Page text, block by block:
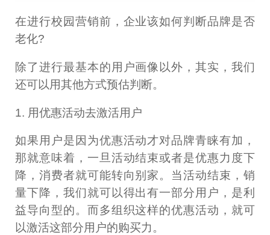
在进行校园营销前，企业该如何判断品牌是否
老化?
除了进行最基本的用户画像以外，其实，我们
还可以用其他方式预估判断。
1. 用优惠活动去激活用户
如果用户是因为优惠活动才对品牌青睐有加，
那就意味着，一旦活动结束或者是优惠力度下
降，消费者就可能转向别家。当活动结束，销
量下降，我们就可以得出有一部分用户，是利
益导向型的。而多组织这样的优惠活动，就可
以激活这部分用户的购买力。